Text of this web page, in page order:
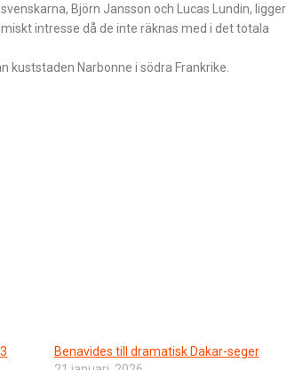
Björn Jansson och Lucas Lundin, ligger
intresse då de inte räknas med i det totala
kuststaden Narbonne i södra Frankrike.
Benavides till dramatisk Dakar-seger